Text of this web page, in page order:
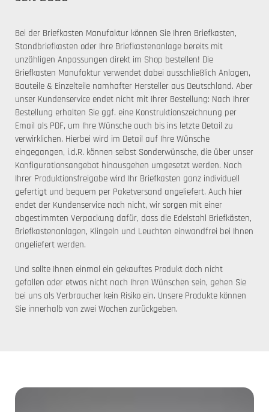
Bei der Briefkasten Manufaktur können Sie Ihren Briefkasten,
Standbriefkasten oder Ihre Briefkastenanlage bereits mit
unzähligen Anpassungen direkt im Shop bestellen! Die
Briefkasten Manufaktur verwendet dabei ausschließlich Anlagen,
Bauteile & Einzelteile namhafter Hersteller aus Deutschland. Aber
unser Kundenservice endet nicht mit Ihrer Bestellung: Nach Ihrer
Bestellung erhalten Sie ggf. eine Konstruktionszeichnung per
Email als PDF, um Ihre Wünsche auch bis ins letzte Detail zu
verwirklichen. Hierbei wird im Detail auf Ihre Wünsche
eingegangen, i.d.R. können selbst Sonderwünsche, die über unser
Konfigurationsangebot hinausgehen umgesetzt werden. Nach
Ihrer Produktionsfreigabe wird Ihr Briefkasten ganz individuell
gefertigt und bequem per Paketversand angeliefert. Auch hier
endet der Kundenservice noch nicht, wir sorgen mit einer
abgestimmten Verpackung dafür, dass die Edelstahl Briefkästen,
Briefkastenanlagen, Klingeln und Leuchten einwandfrei bei Ihnen
angeliefert werden.
Und sollte Ihnen einmal ein gekauftes Produkt doch nicht
gefallen oder etwas nicht nach Ihren Wünschen sein, gehen Sie
bei uns als Verbraucher kein Risiko ein. Unsere Produkte können
Sie innerhalb von zwei Wochen zurückgeben.